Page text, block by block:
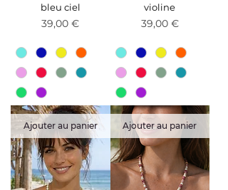
bleu ciel
Prix
39,00 €
violine
Prix
39,00 €
Ajouter au panier Ajouter au panier